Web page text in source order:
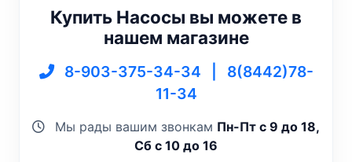
Купить Насосы вы можете в
нашем магазине
8-903-375-34-34
8(8442)78-
11-34
Мы рады вашим звонкам Пн-Пт с 9 до 18,
Сб с 10 до 16